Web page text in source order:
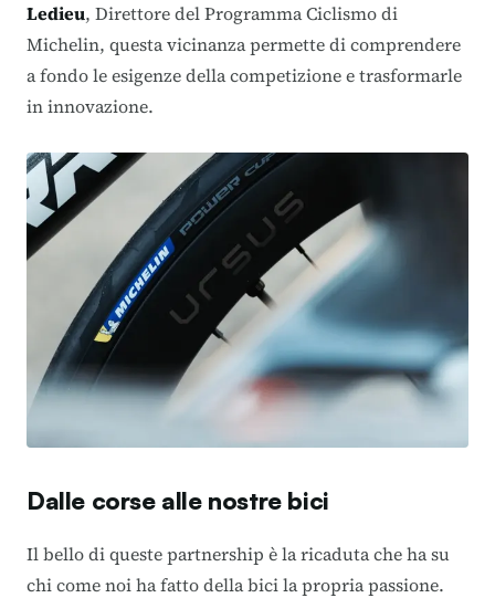
Ledieu, Direttore del Programma Ciclismo di
Michelin, questa vicinanza permette di comprendere
a fondo le esigenze della competizione e trasformarle
in innovazione.
Dalle corse alle nostre bici
Il bello di queste partnership è la ricaduta che ha su
chi come noi ha fatto della bici la propria passione.